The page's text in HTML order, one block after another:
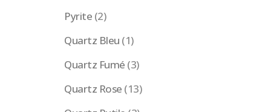
Pyrite (2)
Quartz Bleu (1)
Quartz Fumé (3)
Quartz Rose (13)